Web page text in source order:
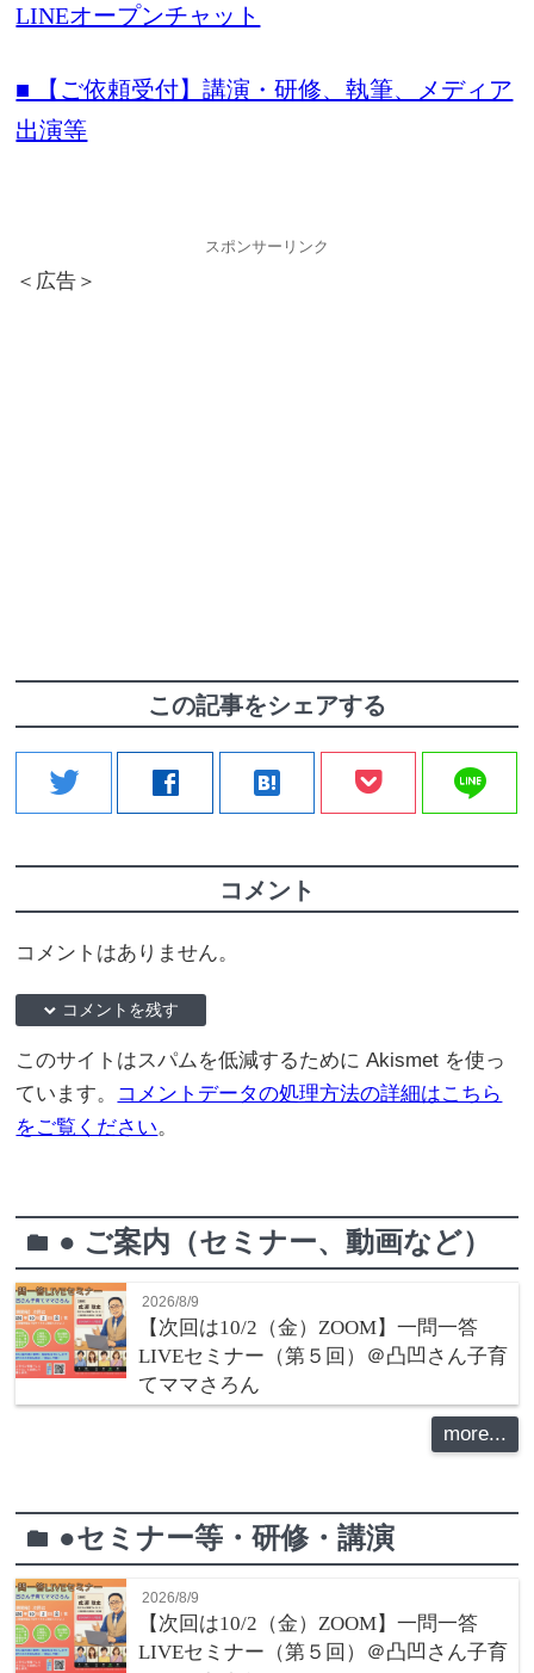
LINEオープンチャット
■ 【ご依頼受付】講演・研修、執筆、メディア
出演等
スポンサーリンク
＜広告＞
この記事をシェアする
twitter facebook hatenabookmark line
コメント
コメントはありません。
down コメントを残す
このサイトはスパムを低減するために Akismet を使っ
ています。 コメントデータの処理方法の詳細はこちら
をご覧ください。
folder ● ご案内（セミナー、動画など）
2026/8/9
【次回は10/2（金）ZOOM】一問一答
LIVEセミナー（第５回）＠凸凹さん子育
てママさろん
more...
folder ●セミナー等・研修・講演
2026/8/9
【次回は10/2（金）ZOOM】一問一答
LIVEセミナー（第５回）＠凸凹さん子育